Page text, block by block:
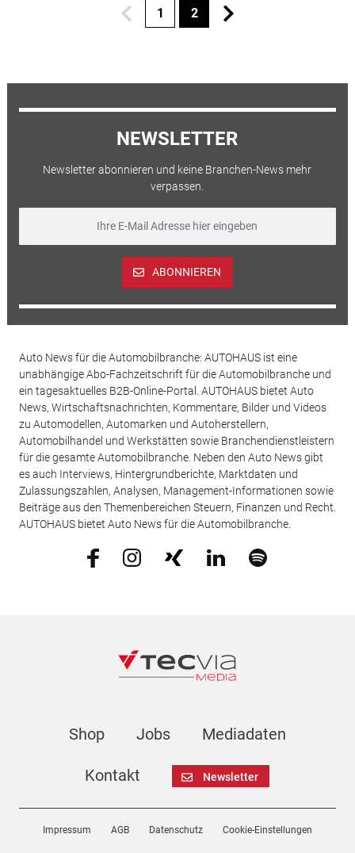
1 2
NEWSLETTER
Newsletter abonnieren und keine Branchen-News mehr
verpassen.
ABONNIEREN
Auto News für die Automobilbranche: AUTOHAUS ist eine
unabhängige Abo-Fachzeitschrift für die Automobilbranche und
ein tagesaktuelles B2B-Online-Portal. AUTOHAUS bietet Auto
News, Wirtschaftsnachrichten, Kommentare, Bilder und Videos
zu Automodellen, Automarken und Autoherstellern,
Automobilhandel und Werkstätten sowie Branchendienstleistern
für die gesamte Automobilbranche. Neben den Auto News gibt
es auch Interviews, Hintergrundberichte, Marktdaten und
Zulassungszahlen, Analysen, Management-Informationen sowie
Beiträge aus den Themenbereichen Steuern, Finanzen und Recht.
AUTOHAUS bietet Auto News für die Automobilbranche.
Shop Jobs Mediadaten
Kontakt Newsletter
Impressum AGB Datenschutz Cookie-Einstellungen